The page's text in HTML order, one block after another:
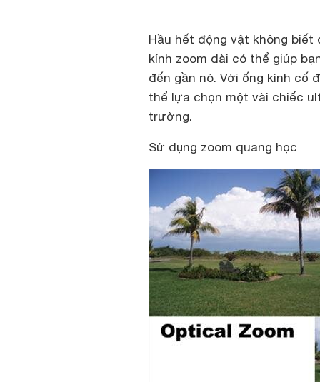
Hầu hết động vật không biết
kính zoom dài có thể giúp
đến gần nó. Với ống kính cố
thể lựa chọn một vài chiếc
trường.
Sử dụng zoom quang học